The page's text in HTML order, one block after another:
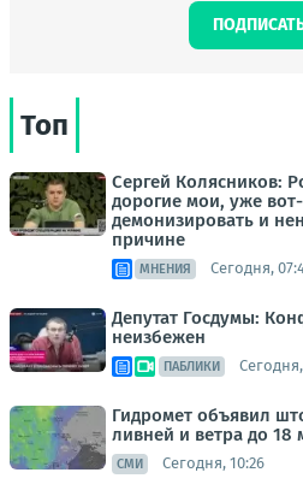
Топ
Сергей Колясников:
дорогие мои, уже
демонизировать и
причине
МНЕНИЯ Сегодня,
Депутат Госдумы:
неизбежен
ПАБЛИКИ
Гидромет объявил
ливней и ветра до 18
СМИ Сегодня, 10:26